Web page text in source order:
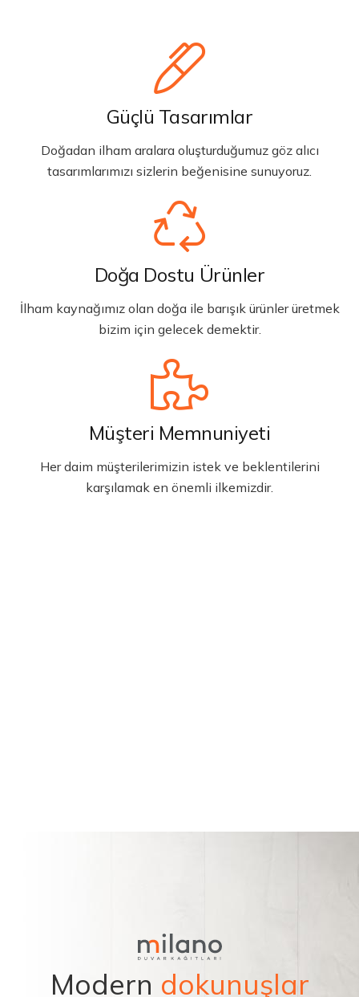
Güçlü Tasarımlar
Doğadan ilham aralara oluşturduğumuz göz alıcı
tasarımlarımızı sizlerin beğenisine sunuyoruz.
Doğa Dostu Ürünler
İlham kaynağımız olan doğa ile barışık ürünler üretmek
bizim için gelecek demektir.
Müşteri Memnuniyeti
Her daim müşterilerimizin istek ve beklentilerini
karşılamak en önemli ilkemizdir.
Modern dokunuşlar